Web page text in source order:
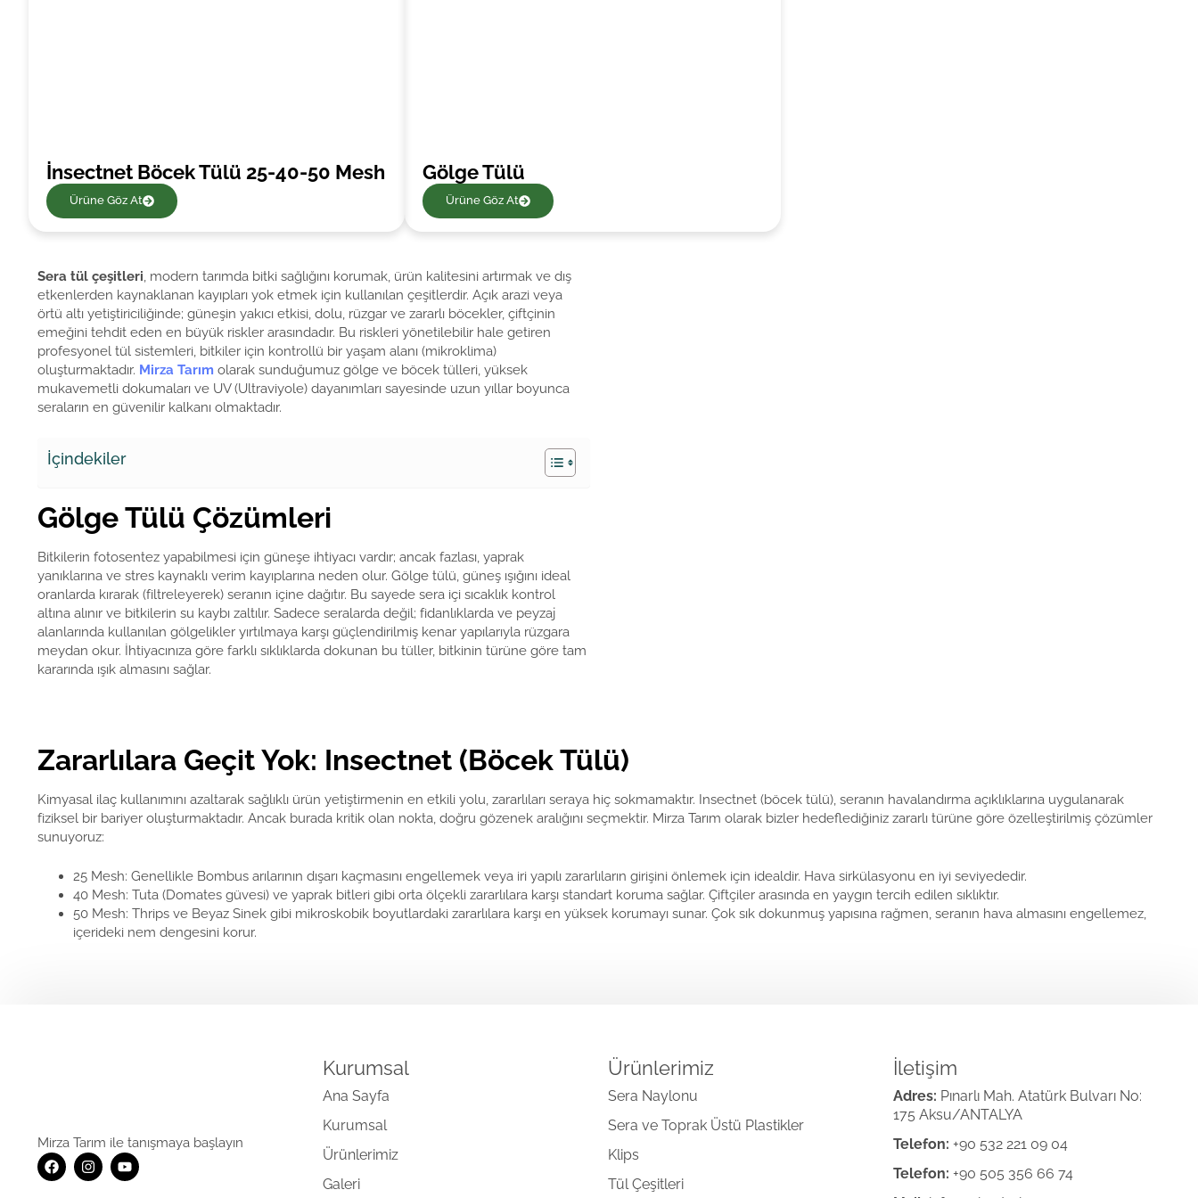
İnsectnet Böcek Tülü 25-40-50 Mesh
Ürüne Göz At
Gölge Tülü
Ürüne Göz At
Sera tül çeşitleri, modern tarımda bitki sağlığını korumak, ürün kalitesini artırmak ve dış
etkenlerden kaynaklanan kayıpları yok etmek için kullanılan çeşitlerdir. Açık arazi veya
örtü altı yetiştiriciliğinde; güneşin yakıcı etkisi, dolu, rüzgar ve zararlı böcekler, çiftçinin
emeğini tehdit eden en büyük riskler arasındadır. Bu riskleri yönetilebilir hale getiren
profesyonel tül sistemleri, bitkiler için kontrollü bir yaşam alanı (mikroklima)
oluşturmaktadır. Mirza Tarım olarak sunduğumuz gölge ve böcek tülleri, yüksek
mukavemetli dokumaları ve UV (Ultraviyole) dayanımları sayesinde uzun yıllar boyunca
seraların en güvenilir kalkanı olmaktadır.
İçindekiler
Gölge Tülü Çözümleri
Bitkilerin fotosentez yapabilmesi için güneşe ihtiyacı vardır; ancak fazlası, yaprak
yanıklarına ve stres kaynaklı verim kayıplarına neden olur. Gölge tülü, güneş ışığını ideal
oranlarda kırarak (filtreleyerek) seranın içine dağıtır. Bu sayede sera içi sıcaklık kontrol
altına alınır ve bitkilerin su kaybı zaltılır. Sadece seralarda değil; fidanlıklarda ve peyzaj
alanlarında kullanılan gölgelikler yırtılmaya karşı güçlendirilmiş kenar yapılarıyla rüzgara
meydan okur. İhtiyacınıza göre farklı sıklıklarda dokunan bu tüller, bitkinin türüne göre tam
kararında ışık almasını sağlar.
Zararlılara Geçit Yok: Insectnet (Böcek Tülü)
Kimyasal ilaç kullanımını azaltarak sağlıklı ürün yetiştirmenin en etkili yolu, zararlıları seraya hiç sokmamaktır. Insectnet (böcek tülü), seranın havalandırma açıklıklarına uygulanarak
fiziksel bir bariyer oluşturmaktadır. Ancak burada kritik olan nokta, doğru gözenek aralığını seçmektir. Mirza Tarım olarak bizler hedeflediğiniz zararlı türüne göre özelleştirilmiş çözümler
sunuyoruz:
25 Mesh: Genellikle Bombus arılarının dışarı kaçmasını engellemek veya iri yapılı zararlıların girişini önlemek için idealdir. Hava sirkülasyonu en iyi seviyededir.
40 Mesh: Tuta (Domates güvesi) ve yaprak bitleri gibi orta ölçekli zararlılara karşı standart koruma sağlar. Çiftçiler arasında en yaygın tercih edilen sıklıktır.
50 Mesh: Thrips ve Beyaz Sinek gibi mikroskobik boyutlardaki zararlılara karşı en yüksek korumayı sunar. Çok sık dokunmuş yapısına rağmen, seranın hava almasını engellemez,
içerideki nem dengesini korur.
Mirza Tarım ile tanışmaya başlayın
Kurumsal
Ana Sayfa
Kurumsal
Ürünlerimiz
Galeri
Ürünlerimiz
Sera Naylonu
Sera ve Toprak Üstü Plastikler
Klips
Tül Çeşitleri
İletişim
Adres: Pınarlı Mah. Atatürk Bulvarı No:
175 Aksu/ANTALYA
Telefon: +90 532 221 09 04
Telefon: +90 505 356 66 74